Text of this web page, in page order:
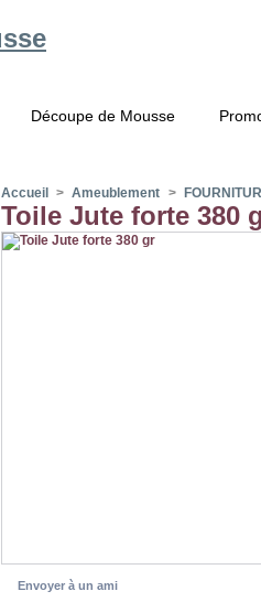
Découpe de Mousse
Accueil > Ameublement >
Toile Jute forte 380
Envoyer à un ami